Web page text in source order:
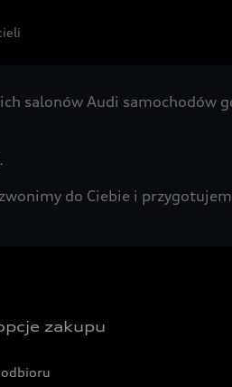
salonów Audi samochodów
.
do Ciebie i
zakupu